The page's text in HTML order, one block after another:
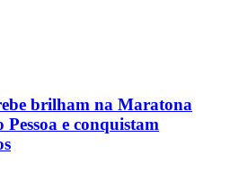
brilham na Maratona
e conquistam